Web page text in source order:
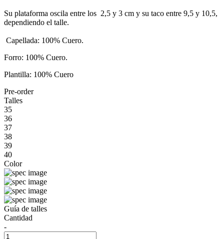
Su plataforma oscila entre los 2,5 y 3 cm y su taco entre 9,5 y 10,5,
dependiendo el talle.
Capellada: 100% Cuero.
Forro: 100% Cuero.
Plantilla: 100% Cuero
Pre-order
Talles
35
36
37
38
39
40
Color
Guía de talles
Cantidad
-